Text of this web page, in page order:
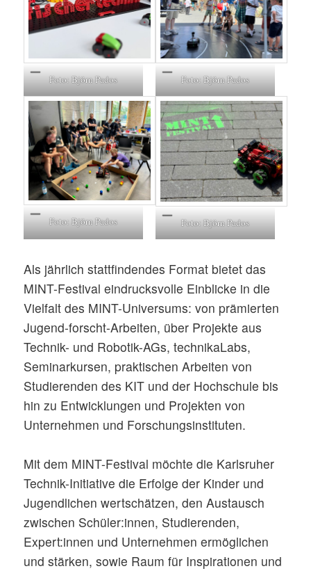
Foto: Björn Pados Foto: Björn Pados
Foto: Björn Pados Foto: Björn Pados
Als jährlich stattfindendes Format bietet das
MINT-Festival eindrucksvolle Einblicke in die
Vielfalt des MINT-Universums: von prämierten
Jugend-forscht-Arbeiten, über Projekte aus
Technik- und Robotik-AGs, technikaLabs,
Seminarkursen, praktischen Arbeiten von
Studierenden des KIT und der Hochschule bis
hin zu Entwicklungen und Projekten von
Unternehmen und Forschungsinstituten.
Mit dem MINT-Festival möchte die Karlsruher
Technik-Initiative die Erfolge der Kinder und
Jugendlichen wertschätzen, den Austausch
zwischen Schüler:innen, Studierenden,
Expert:innen und Unternehmen ermöglichen
und stärken, sowie Raum für Inspirationen und